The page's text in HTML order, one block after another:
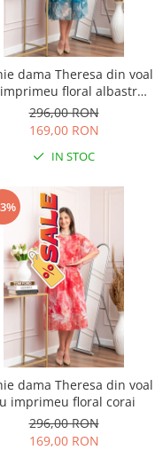
dama Theresa din voal
floral albastru
petrol
296,00 RON
169,00 RON
IN STOC
dama Theresa din voal
imprimeu floral corai
296,00 RON
169,00 RON